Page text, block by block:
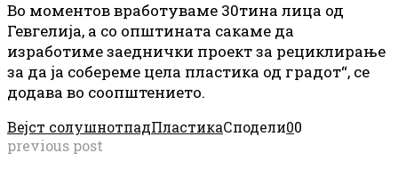
Во моментов вработуваме 30тина лица од
Гевгелија, а со општината сакаме да
изработиме заеднички проект за рециклирање
за да ја собереме цела пластика од градот“, се
додава во соопштението.
Вејст солушнотпадПластикаСподели00
previous post